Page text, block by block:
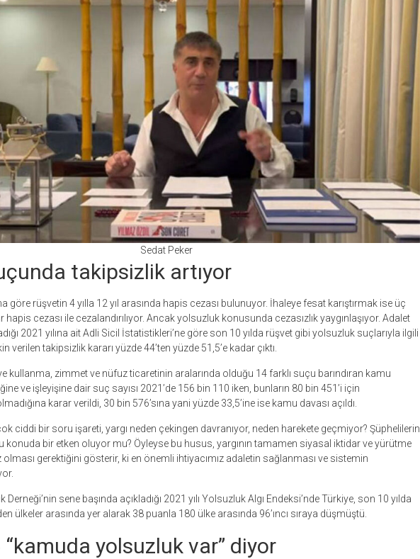
Sedat Peker
takipsizlik artıyor
göre rüşvetin 4 yılla 12 yıl arasında hapis cezası bulunuyor. İhaleye fesat karıştırmak ise üç
hapis cezası ile cezalandırılıyor. Ancak yolsuzluk konusunda cezasızlık yaygınlaşıyor. Adalet
2021 yılına ait Adli Sicil İstatistikleri’ne göre son 10 yılda rüşvet gibi yolsuzluk suçlarıyla ilgili
verilen takipsizlik kararı yüzde 44’ten yüzde 51,5’e kadar çıktı.
kullanma, zimmet ve nüfuz ticaretinin aralarında olduğu 14 farklı suçu barındıran kamu
ve işleyişine dair suç sayısı 2021’de 156 bin 110 iken, bunların 80 bin 451’i için
karar verildi, 30 bin 576’sına yani yüzde 33,5’ine ise kamu davası açıldı.
ciddi bir soru işareti, yargı neden çekingen davranıyor, neden harekete geçmiyor? Şüphelilerin
konuda bir etken oluyor mu? Öyleyse bu husus, yargının tamamen siyasal iktidar ve yürütme
olması gerektiğini gösterir, ki en önemli ihtiyacımız adaletin sağlanması ve sistemin
Derneği’nin sene başında açıkladığı 2021 yılı Yolsuzluk Algı Endeksi’nde Türkiye, son 10 yılda
ülkeler arasında yer alarak 38 puanla 180 ülke arasında 96’ıncı sıraya düşmüştü.
yolsuzluk var” diyor